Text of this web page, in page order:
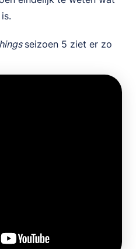
seizoen 5 ziet er zo